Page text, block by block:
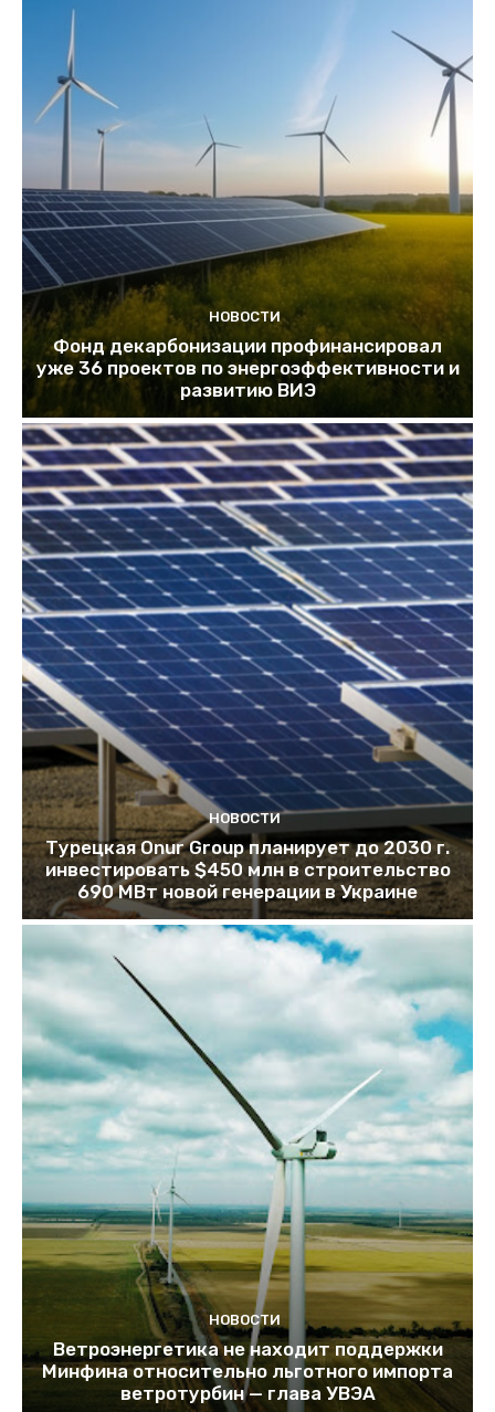
НОВОСТИ
Фонд декарбонизации профинансировал
уже 36 проектов по энергоэффективности и
развитию ВИЭ
НОВОСТИ
Турецкая Onur Group планирует до 2030 г.
инвестировать $450 млн в строительство
690 МВт новой генерации в Украине
НОВОСТИ
Ветроэнергетика не находит поддержки
Минфина относительно льготного импорта
ветротурбин — глава УВЭА